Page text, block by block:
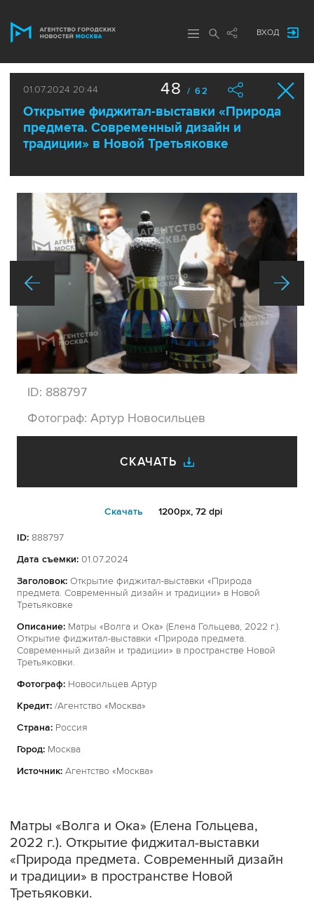
ВХОД
01.07.2024 20:44
Открытие фиджитал-выставки «Природа
предмета. Современный дизайн и
традиции» в Новой Третьяковке
48 / 62
ID: 888797
Фотограф: Артур Новосильцев
СКАЧАТЬ
Cкачать 1200px, 72 dpi
ID: 888797
Дата съемки: 01.07.2024
Заголовок: Открытие фиджитал-выставки «Природа
предмета. Современный дизайн и традиции» в Новой
Третьяковке
Описание: Матры «Волга и Ока» (Елена Гольцева, 2022 г.).
Открытие фиджитал-выставки «Природа предмета.
Современный дизайн и традиции» в пространстве Новой
Третьяковки.
Фотограф: Новосильцев Артур
Кредит: /Агентство «Москва»
Страна: Россия
Город: Москва
Источник: Агентство «Москва»
Матры «Волга и Ока» (Елена Гольцева,
2022 г.). Открытие фиджитал-выставки
«Природа предмета. Современный дизайн
и традиции» в пространстве Новой
Третьяковки.